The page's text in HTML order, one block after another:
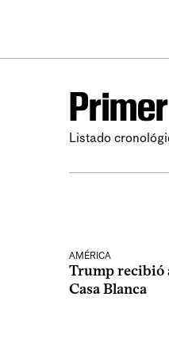
Listado
AMÉRICA
Trump recibió
Casa Blanca